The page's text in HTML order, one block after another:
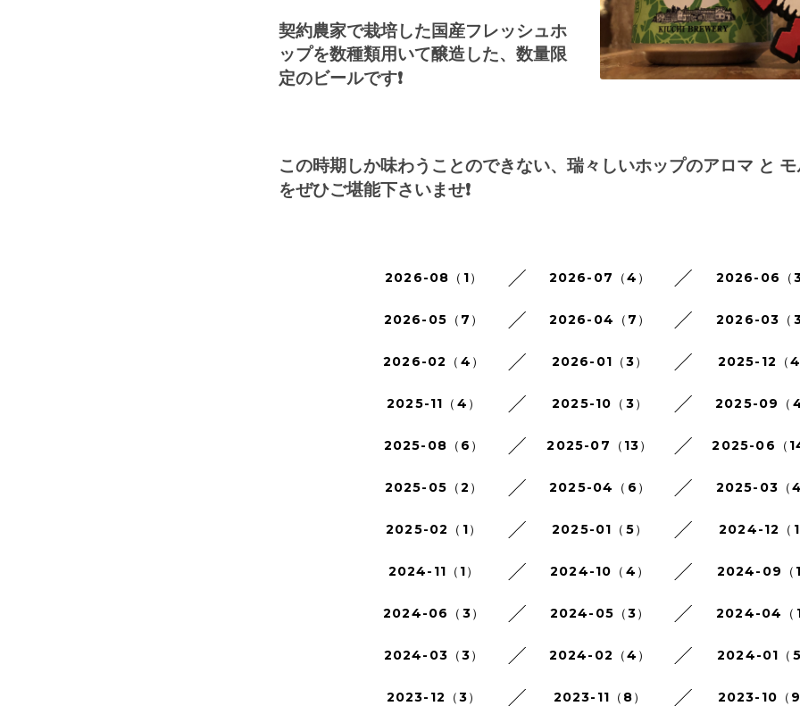
契約農家で栽培した国産フレッシュホ
ップを数種類用いて醸造した、数量限
定のビールです❗️
この時期しか味わうことのできない、瑞々しいホップのアロマ と
をぜひご堪能下さいませ❗️
2026-08（1） 2026-07（4） 2026-06（3
2026-05（7） 2026-04（7） 2026-03（3
2026-02（4） 2026-01（3） 2025-12（4
2025-11（4） 2025-10（3） 2025-09（4
2025-08（6） 2025-07（13） 2025-06（
2025-05（2） 2025-04（6） 2025-03（4
2025-02（1） 2025-01（5） 2024-12（1
2024-11（1） 2024-10（4） 2024-09（1
2024-06（3） 2024-05（3） 2024-04（1
2024-03（3） 2024-02（4） 2024-01（5
2023-12（3） 2023-11（8） 2023-10（9